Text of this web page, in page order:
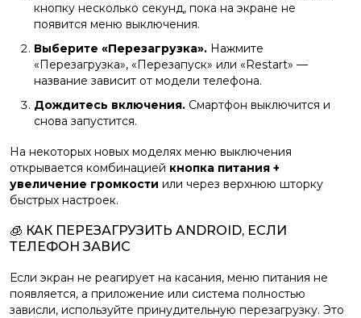
кнопку несколько секунд, пока на экране не
появится меню выключения.
Выберите «Перезагрузка». Нажмите
«Перезагрузка», «Перезапуск» или «Restart» —
название зависит от модели телефона.
Дождитесь включения. Смартфон выключится и
снова запустится.
На некоторых новых моделях меню выключения
открывается комбинацией кнопка питания +
увеличение громкости или через верхнюю шторку
быстрых настроек.
🧊 КАК ПЕРЕЗАГРУЗИТЬ ANDROID, ЕСЛИ
ТЕЛЕФОН ЗАВИС
Если экран не реагирует на касания, меню питания не
появляется, а приложение или система полностью
зависли, используйте принудительную перезагрузку. Это